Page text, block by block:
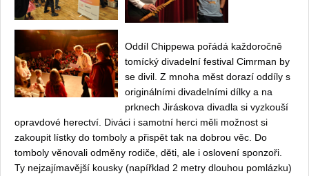
Oddíl Chippewa pořádá každoročně
tomícký divadelní festival Cimrman by
se divil. Z mnoha měst dorazí oddíly s
originálními divadelními dílky a na
prknech Jiráskova divadla si vyzkouší
opravdové herectví. Diváci i samotní herci měli možnost si
zakoupit lístky do tomboly a přispět tak na dobrou věc. Do
tomboly věnovali odměny rodiče, děti, ale i oslovení sponzoři.
Ty nejzajímavější kousky (napířklad 2 metry dlouhou pomlázku)